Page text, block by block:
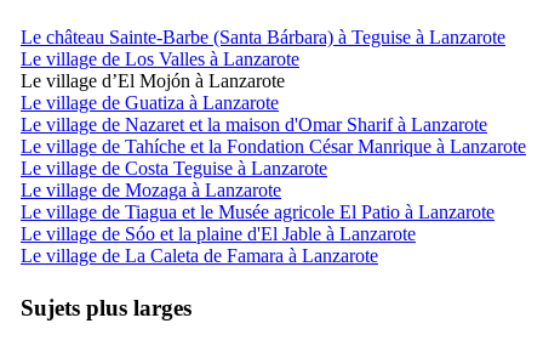
Le château Sainte-Barbe (Santa Bárbara) à Teguise à Lanzarote
Le village de Los Valles à Lanzarote
Le village d’El Mojón à Lanzarote
Le village de Guatiza à Lanzarote
Le village de Nazaret et la maison d'Omar Sharif à Lanzarote
Le village de Tahíche et la Fondation César Manrique à Lanzarote
Le village de Costa Teguise à Lanzarote
Le village de Mozaga à Lanzarote
Le village de Tiagua et le Musée agricole El Patio à Lanzarote
Le village de Sóo et la plaine d'El Jable à Lanzarote
Le village de La Caleta de Famara à Lanzarote
Sujets plus larges